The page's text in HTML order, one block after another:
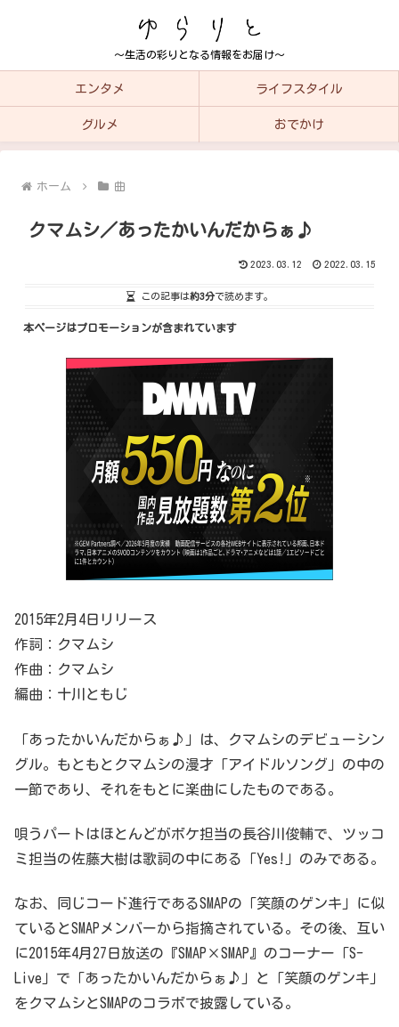
～生活の彩りとなる情報をお届け～
エンタメ ライフスタイル
グルメ おでかけ
ホーム 曲
クマムシ／あったかいんだからぁ♪
2023.03.12 2022.03.15
この記事は約3分で読めます。
本ページはプロモーションが含まれています
2015年2月4日リリース
作詞：クマムシ
作曲：クマムシ
編曲：十川ともじ
「あったかいんだからぁ♪」は、クマムシのデビューシン
グル。もともとクマムシの漫才「アイドルソング」の中の
一節であり、それをもとに楽曲にしたものである。
唄うパートはほとんどがボケ担当の長谷川俊輔で、ツッコ
ミ担当の佐藤大樹は歌詞の中にある「Yes!」のみである。
なお、同じコード進行であるSMAPの「笑顔のゲンキ」に似
ているとSMAPメンバーから指摘されている。その後、互い
に2015年4月27日放送の『SMAP×SMAP』のコーナー「S-
Live」で「あったかいんだからぁ♪」と「笑顔のゲンキ」
をクマムシとSMAPのコラボで披露している。